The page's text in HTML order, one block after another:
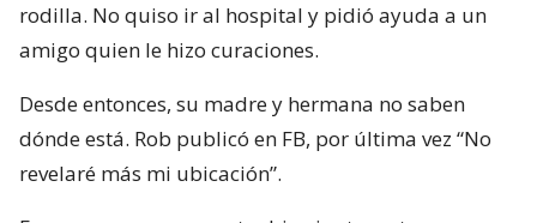
rodilla. No quiso ir al hospital y pidió ayuda a un
amigo quien le hizo curaciones.
Desde entonces, su madre y hermana no saben
dónde está. Rob publicó en FB, por última vez “No
revelaré más mi ubicación”.